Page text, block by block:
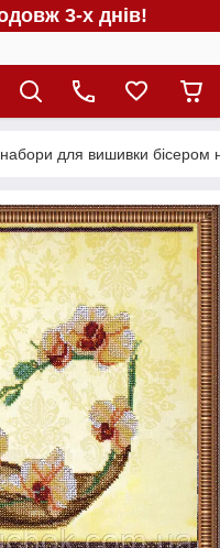
3-х днів!
набори для вишивки бісером